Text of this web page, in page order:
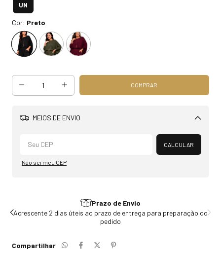
UN
Cor: Preto
MEIOS DE ENVIO
Alterar CEP
CALCULAR
Não sei meu CEP
Prazo de Envio
Acrescente 2 dias úteis ao prazo de entrega para preparação do
pedido
Compartilhar